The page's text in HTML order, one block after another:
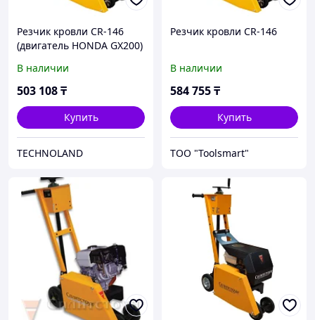
Резчик кровли CR-146
(двигатель HONDA GX200)
В наличии
503 108₸
Купить
TECHNOLAND
Резчик кровли CR-146
В наличии
584 755₸
Купить
ТОО "Toolsmart"